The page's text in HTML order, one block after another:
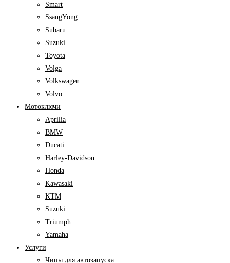
Smart
SsangYong
Subaru
Suzuki
Toyota
Volga
Volkswagen
Volvo
Мотоключи
Aprilia
BMW
Ducati
Harley-Davidson
Honda
Kawasaki
KTM
Suzuki
Triumph
Yamaha
Услуги
Чипы для автозапуска